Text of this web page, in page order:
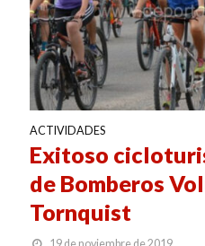
ACTIVIDADES
Exitoso
de Bomberos
Tornquist